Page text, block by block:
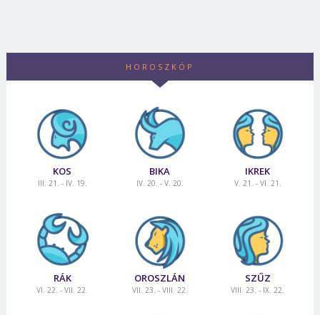
HOROSZKÓP
KOS
III. 21. - IV. 19.
BIKA
IV. 20. - V. 20.
IKREK
V. 21. - VI. 21.
RÁK
VI. 22. - VII. 22.
OROSZLÁN
VII. 23. - VIII. 22.
SZŰZ
VIII. 23. - IX. 22.